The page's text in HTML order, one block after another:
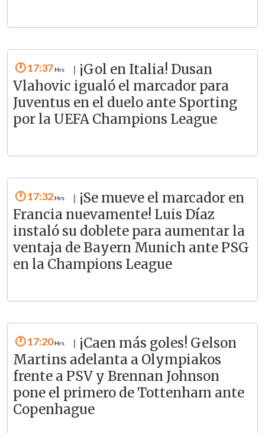
17:37
¡Gol en Italia! Dusan
Vlahovic igualó el marcador para
Juventus en el duelo ante Sporting
por la UEFA Champions League
17:32
¡Se mueve el marcador en
Francia nuevamente! Luis Díaz
instaló su doblete para aumentar la
ventaja de Bayern Munich ante PSG
en la Champions League
17:20
¡Caen más goles! Gelson
Martins adelanta a Olympiakos
frente a PSV y Brennan Johnson
pone el primero de Tottenham ante
Copenhague